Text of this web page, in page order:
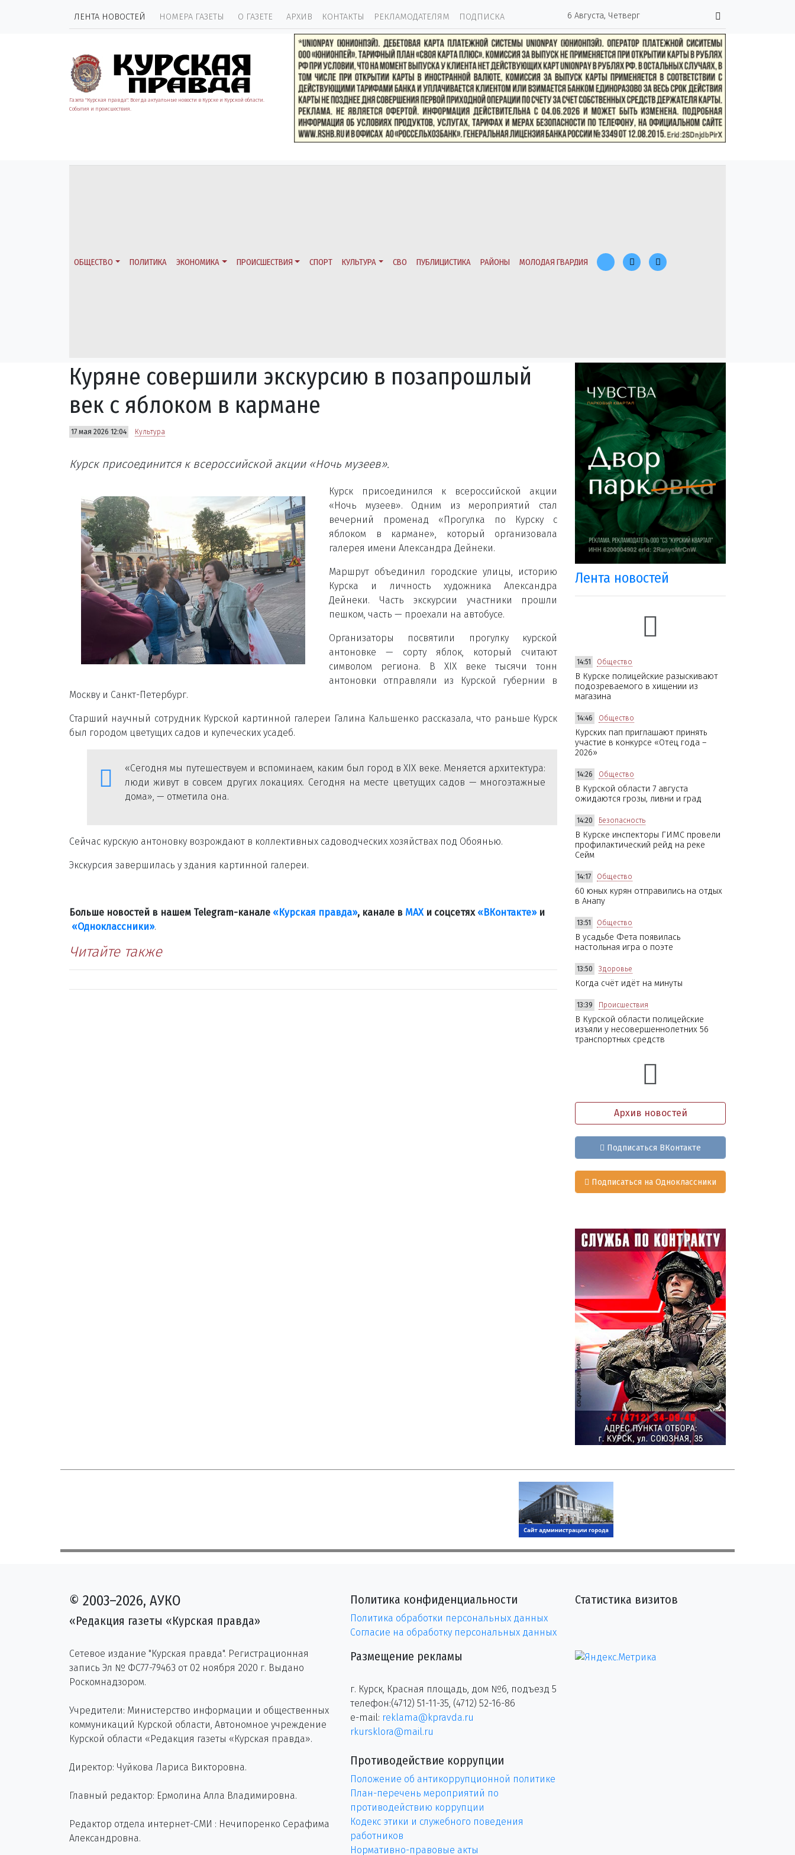
ЛЕНТА НОВОСТЕЙ НОМЕРА ГАЗЕТЫ О ГАЗЕТЕ АРХИВ КОНТАКТЫ РЕКЛАМОДАТЕЛЯМ ПОДПИСКА 6 Августа, Четверг
Газета "Курская правда". Всегда актуальные новости в Курске и Курской области.
События и происшествия.
ОБЩЕСТВО ПОЛИТИКА ЭКОНОМИКА ПРОИСШЕСТВИЯ СПОРТ КУЛЬТУРА СВО ПУБЛИЦИСТИКА РАЙОНЫ МОЛОДАЯ ГВАРДИЯ
Куряне совершили экскурсию в позапрошлый
век с яблоком в кармане
17 мая 2026 12:04 Культура
Курск присоединится к всероссийской акции «Ночь музеев».
Курск присоединился к всероссийской акции
«Ночь музеев». Одним из мероприятий стал
вечерний променад «Прогулка по Курску с
яблоком в кармане», который организовала
галерея имени Александра Дейнеки.
Маршрут объединил городские улицы, историю
Курска и личность художника Александра
Дейнеки. Часть экскурсии участники прошли
пешком, часть — проехали на автобусе.
Организаторы посвятили прогулку курской
антоновке — сорту яблок, который считают
символом региона. В XIX веке тысячи тонн
антоновки отправляли из Курской губернии в
Москву и Санкт-Петербург.
Старший научный сотрудник Курской картинной галереи Галина Кальшенко рассказала, что раньше Курск
был городом цветущих садов и купеческих усадеб.
«Сегодня мы путешествуем и вспоминаем, каким был город в XIX веке. Меняется архитектура:
люди живут в совсем других локациях. Сегодня на месте цветущих садов — многоэтажные
дома», — отметила она.
Сейчас курскую антоновку возрождают в коллективных садоводческих хозяйствах под Обоянью.
Экскурсия завершилась у здания картинной галереи.
Больше новостей в нашем Telegram-канале «Курская правда», канале в МАХи соцсетях «ВКонтакте»и
«Одноклассники».
Читайте также
Лента новостей
14:51 Общество
В Курске полицейские разыскивают
подозреваемого в хищении из
магазина
14:46 Общество
Курских пап приглашают принять
участие в конкурсе «Отец года –
2026»
14:26 Общество
В Курской области 7 августа
ожидаются грозы, ливни и град
14:20 Безопасность
В Курске инспекторы ГИМС провели
профилактический рейд на реке
Сейм
14:17 Общество
60 юных курян отправились на отдых
в Анапу
13:51 Общество
В усадьбе Фета появилась
настольная игра о поэте
13:50 Здоровье
Когда счёт идёт на минуты
13:39 Происшествия
В Курской области полицейские
изъяли у несовершеннолетних 56
транспортных средств
Архив новостей
Подписаться ВКонтакте
Подписаться на Одноклассники
© 2003–2026, АУКО
«Редакция газеты «Курская правда»
Сетевое издание "Курская правда". Регистрационная
запись Эл № ФС77-79463 от 02 ноября 2020 г. Выдано
Роскомнадзором.
Учредители: Министерство информации и общественных
коммуникаций Курской области, Автономное учреждение
Курской области «Редакция газеты «Курская правда».
Директор: Чуйкова Лариса Викторовна.
Главный редактор: Ермолина Алла Владимировна.
Редактор отдела интернет-СМИ : Нечипоренко Серафима
Александровна.
Политика конфиденциальности
Политика обработки персональных данных
Согласие на обработку персональных данных
Размещение рекламы
г. Курск, Красная площадь, дом №6, подъезд 5
телефон:(4712) 51-11-35, (4712) 52-16-86
e-mail: reklama@kpravda.ru
rkursklora@mail.ru
Противодействие коррупции
Положение об антикоррупционной политике
План-перечень мероприятий по
противодействию коррупции
Кодекс этики и служебного поведения
работников
Нормативно-правовые акты
Статистика визитов